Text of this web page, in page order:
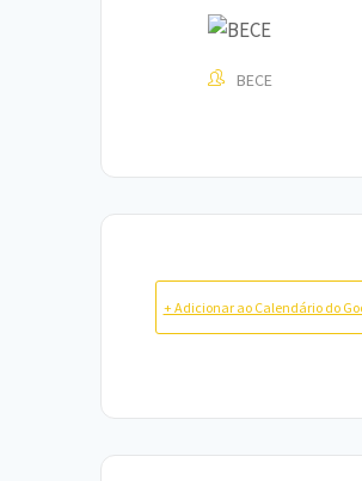
BECE
+ Adicionar ao Calendário do